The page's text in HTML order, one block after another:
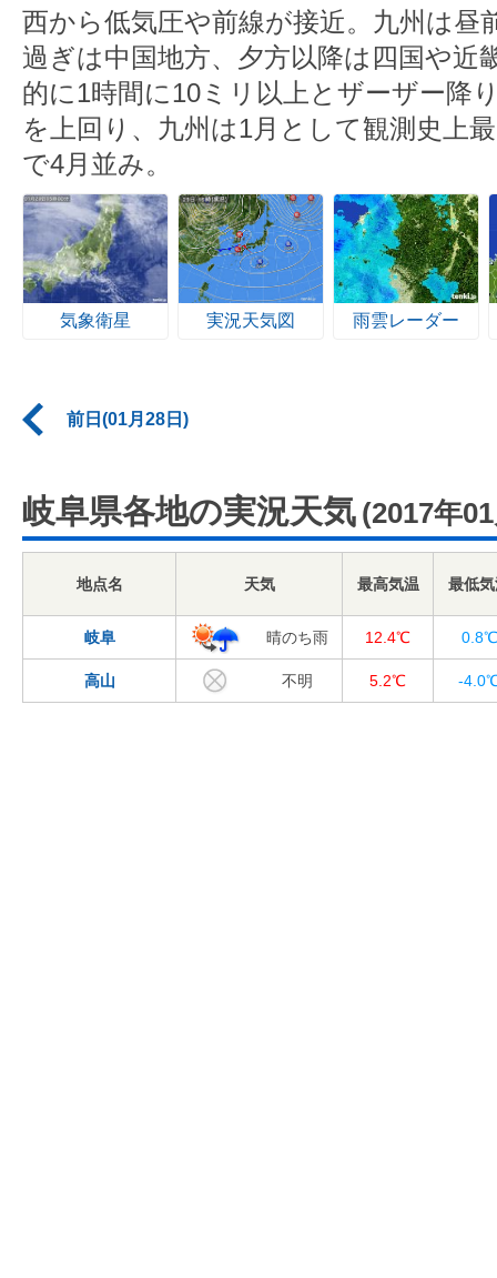
西から低気圧や前線が接近。九州は昼
過ぎは中国地方、夕方以降は四国や近
的に1時間に10ミリ以上とザーザー降
を上回り、九州は1月として観測史上
で4月並み。
気象衛星 実況天気図 雨雲レーダー
前日(01月28日)
岐阜県各地の実況天気 (2017年
地点名 天気 最高気温 最低
岐阜 晴のち雨 12.4℃ 0.8℃
高山 不明 5.2℃ -